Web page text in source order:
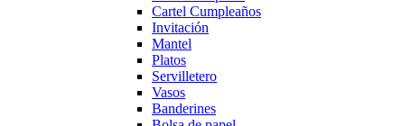
Cartel Cumpleaños
Invitación
Mantel
Platos
Servilletero
Vasos
Banderines